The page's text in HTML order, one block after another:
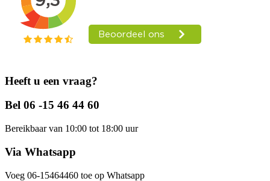
Heeft u een vraag?
Bel 06 -15 46 44 60
Bereikbaar van 10:00 tot 18:00 uur
Via Whatsapp
Voeg 06-15464460 toe op Whatsapp